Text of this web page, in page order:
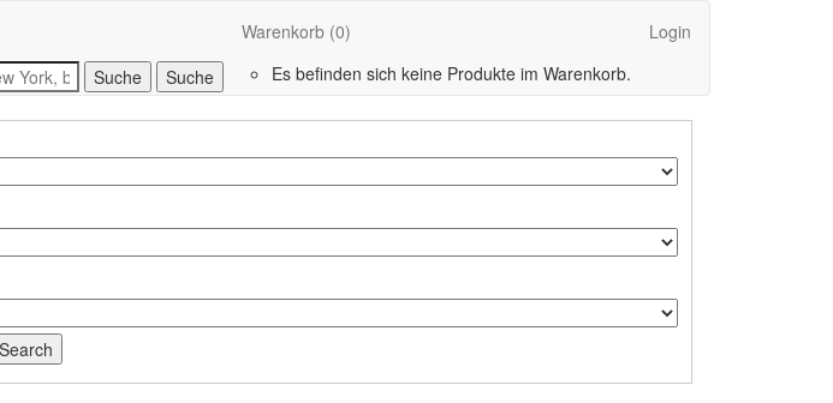
Suche
Warenkorb (0)
Es befinden sich keine Produkte im Warenkorb.
Login